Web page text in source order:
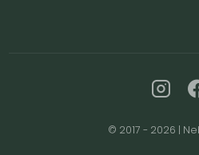
© 2017 - 2026 |